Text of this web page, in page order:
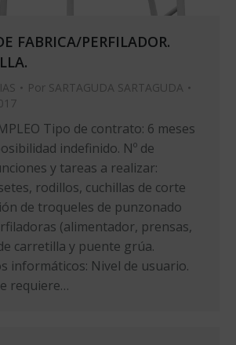
FABRICA/PERFILADOR.
Por SARTAGUDA SARTAGUDA
Tipo de contrato: 6 meses
indefinido. Nº de
y tareas a realizar:
rodillos, cuchillas de corte
de troqueles de punzonado
(alimentador, prensas,
carretilla y puente grúa.
informáticos: Nivel de usuario.
requiere…